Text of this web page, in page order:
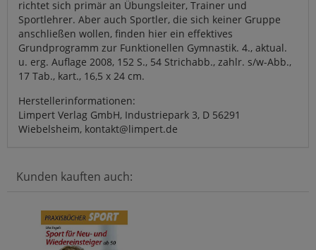
richtet sich primär an Übungsleiter, Trainer und
Sportlehrer. Aber auch Sportler, die sich keiner Gruppe
anschließen wollen, finden hier ein effektives
Grundprogramm zur Funktionellen Gymnastik. 4., aktual.
u. erg. Auflage 2008, 152 S., 54 Strichabb., zahlr. s/w-Abb.,
17 Tab., kart., 16,5 x 24 cm.
Herstellerinformationen:
Limpert Verlag GmbH, Industriepark 3, D 56291
Wiebelsheim, kontakt@limpert.de
Kunden kauften auch: